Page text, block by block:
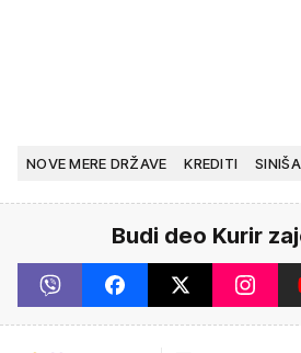
NOVE MERE DRŽAVE KREDITI
Budi deo Kurir